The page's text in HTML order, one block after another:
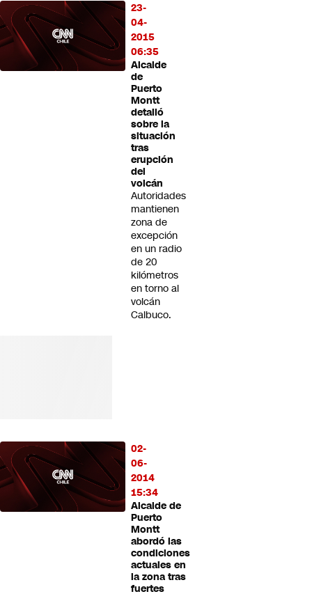
23-
04-
2015
06:35
Alcalde
de
Puerto
Montt
detalló
sobre la
situación
tras
erupción
del
volcán
Autoridades
mantienen
zona de
excepción
en un radio
de 20
kilómetros
en torno al
volcán
Calbuco.
02-
06-
2014
15:34
Alcalde de
Puerto
Montt
abordó las
condiciones
actuales en
la zona tras
fuertes